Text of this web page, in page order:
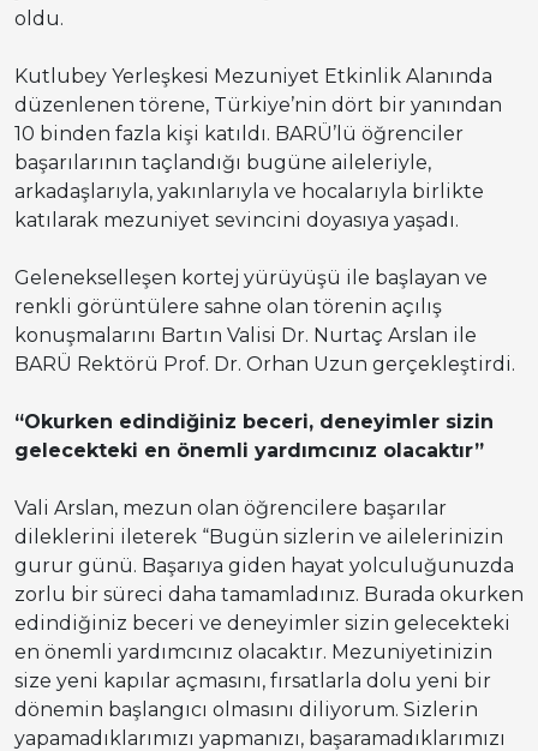
oldu.
Kutlubey Yerleşkesi Mezuniyet Etkinlik Alanında
düzenlenen törene, Türkiye’nin dört bir yanından
10 binden fazla kişi katıldı. BARÜ’lü öğrenciler
başarılarının taçlandığı bugüne aileleriyle,
arkadaşlarıyla, yakınlarıyla ve hocalarıyla birlikte
katılarak mezuniyet sevincini doyasıya yaşadı.
Gelenekselleşen kortej yürüyüşü ile başlayan ve
renkli görüntülere sahne olan törenin açılış
konuşmalarını Bartın Valisi Dr. Nurtaç Arslan ile
BARÜ Rektörü Prof. Dr. Orhan Uzun gerçekleştirdi.
“Okurken edindiğiniz beceri, deneyimler sizin
gelecekteki en önemli yardımcınız olacaktır”
Vali Arslan, mezun olan öğrencilere başarılar
dileklerini ileterek “Bugün sizlerin ve ailelerinizin
gurur günü. Başarıya giden hayat yolculuğunuzda
zorlu bir süreci daha tamamladınız. Burada okurken
edindiğiniz beceri ve deneyimler sizin gelecekteki
en önemli yardımcınız olacaktır. Mezuniyetinizin
size yeni kapılar açmasını, fırsatlarla dolu yeni bir
dönemin başlangıcı olmasını diliyorum. Sizlerin
yapamadıklarımızı yapmanızı, başaramadıklarımızı